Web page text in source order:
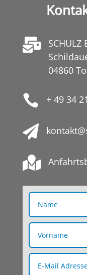

SCHULZ
04860
 + 49 34

